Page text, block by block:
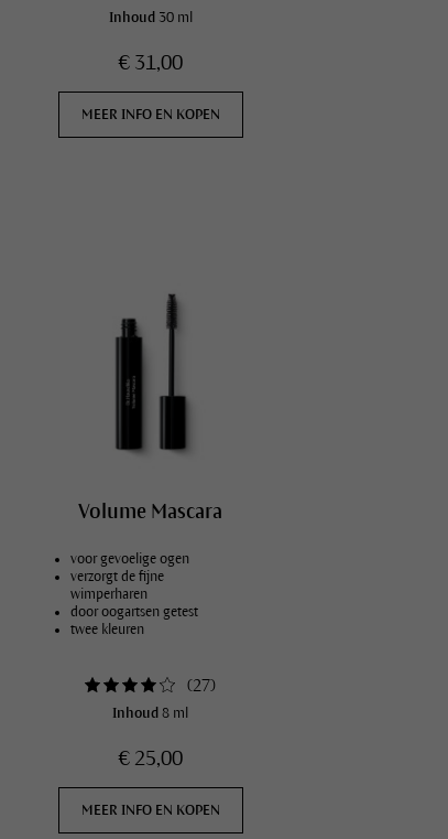
Inhoud 30 ml
€ 31,00
MEER INFO EN KOPEN
Volume Mascara
voor gevoelige ogen
verzorgt de fijne
wimperharen
door oogartsen getest
twee kleuren
(27)
Inhoud8 ml
€ 25,00
MEER INFO EN KOPEN